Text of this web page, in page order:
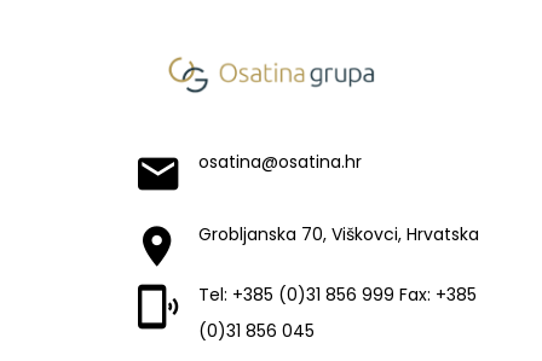
osatina@osatina.hr
Grobljanska 70, Viškovci, Hrvatska
Tel: +385 (0)31 856 999 Fax: +385
(0)31 856 045